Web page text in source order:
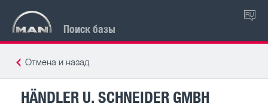
Поиск базы
RU
Отмена и назад
HÄNDLER U. SCHNEIDER GMBH